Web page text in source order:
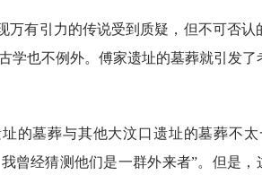
万有引力的传说受到质疑，但不可否认
学也不例外。傅家遗址的墓葬就引发了
的墓葬与其他大汶口遗址的墓葬不太
曾经猜测他们是一群外来者”。但是，